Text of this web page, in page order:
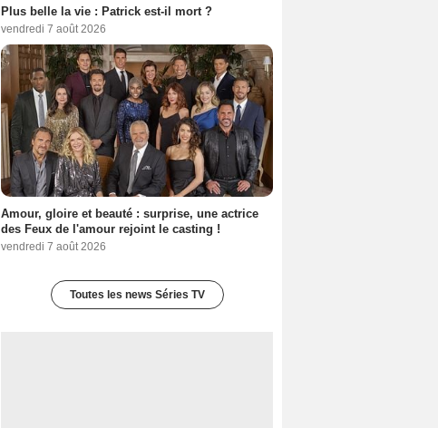
Plus belle la vie : Patrick est-il mort ?
vendredi 7 août 2026
Amour, gloire et beauté : surprise, une actrice
des Feux de l'amour rejoint le casting !
vendredi 7 août 2026
Toutes les news Séries TV